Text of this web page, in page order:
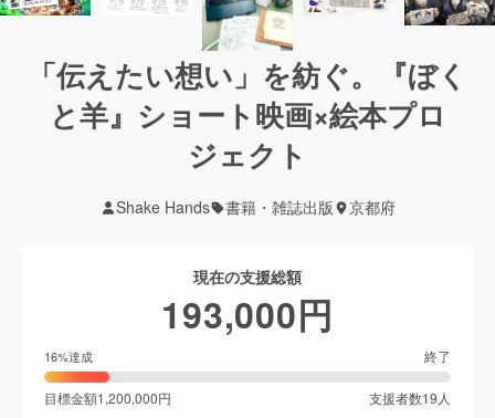
「伝えたい想い」を紡ぐ。『ぼく
と羊』ショート映画×絵本プロ
ジェクト
Shake Hands 書籍・雑誌出版 京都府
現在の支援総額
193,000円
16%達成 終了
目標金額1,200,000円 支援者数19人